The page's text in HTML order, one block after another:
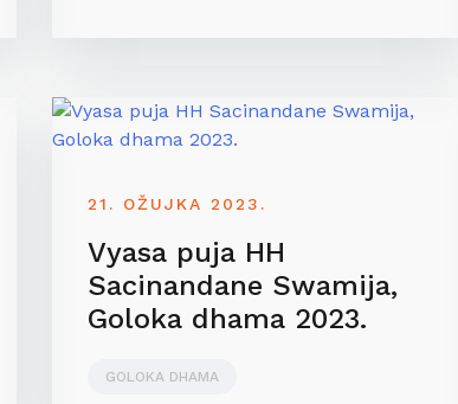
21. OŽUJKA 2023.
Vyasa puja HH
Sacinandane Swamija,
Goloka dhama 2023.
GOLOKA DHAMA